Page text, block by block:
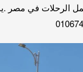
الرحلات في مصر